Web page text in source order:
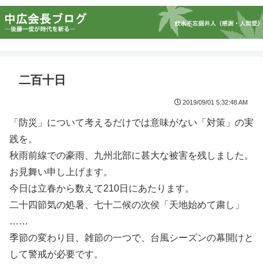
二百十日
2019/09/01 5:32:48 AM
「防災」について考えるだけでは意味がない「対策」の実
践を。
秋雨前線での豪雨、九州北部に甚大な被害を残しました。
お見舞い申し上げます。
今日は立春から数えて210日にあたります。
二十四節気の処暑、七十二候の次侯「天地始めて粛し」
……
季節の変わり目、雑節の一つで、台風シーズンの幕開けと
して警戒が必要です。